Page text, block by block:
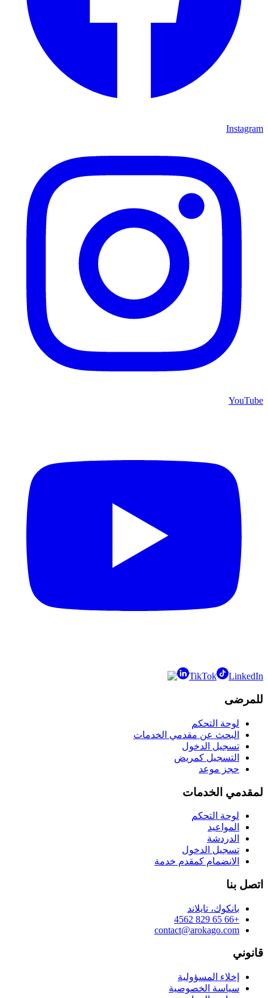
Instagram
YouTube
TikTok LinkedIn
للمرضى
لوحة التحكم
البحث عن مقدمي الخدمات
تسجيل الدخول
التسجيل كمريض
حجز موعد
لمقدمي الخدمات
لوحة التحكم
المواعيد
الدردشة
تسجيل الدخول
الانضمام كمقدم خدمة
اتصل بنا
بانكوك، تايلاند
+66 65 829 4562
contact@arokago.com
قانوني
إخلاء المسؤولية
سياسة الخصوصية